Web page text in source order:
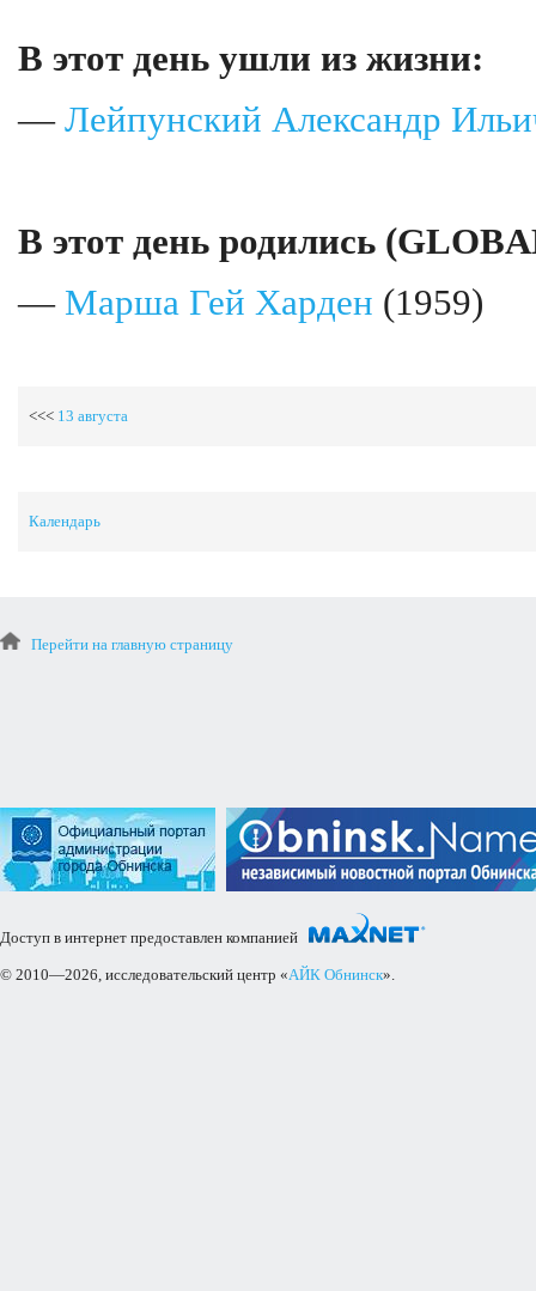
В этот день ушли из жизни:
— Лейпунский Александр
В этот день родились
— Марша Гей Харден (1959)
<<< 13 августа
Календарь
Перейти на главную страницу
Доступ в интернет предоставлен компанией
© 2010—2026, исследовательский центр «АЙК Обнинск».